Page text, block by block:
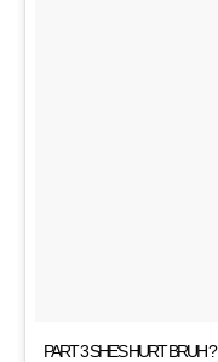
PART 3 SHE’S HURT BRUH